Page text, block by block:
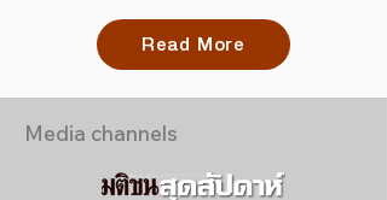
Read More
Media channels